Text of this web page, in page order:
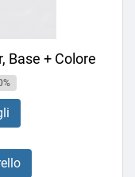
Base + Colore